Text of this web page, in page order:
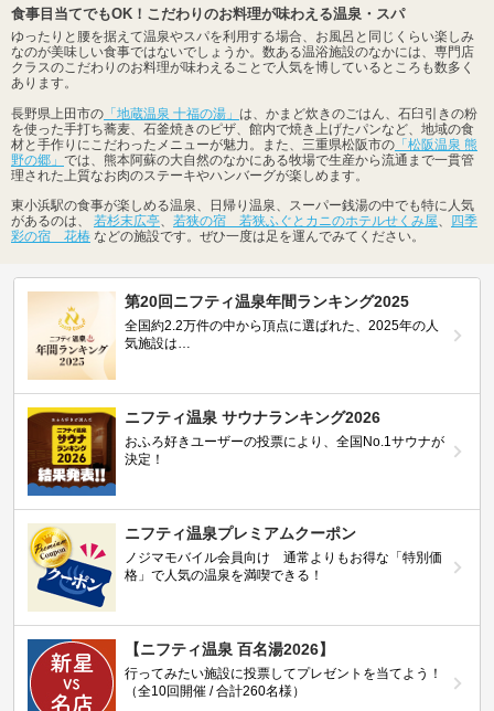
食事目当てでもOK！こだわりのお料理が味わえる温泉・スパ
ゆったりと腰を据えて温泉やスパを利用する場合、お風呂と同じくらい楽しみ
なのが美味しい食事ではないでしょうか。数ある温浴施設のなかには、専門店
クラスのこだわりのお料理が味わえることで人気を博しているところも数多く
あります。
長野県上田市の 「地蔵温泉 十福の湯」 は、かまど炊きのごはん、石臼引きの粉
を使った手打ち蕎麦、石釜焼きのピザ、館内で焼き上げたパンなど、地域の食
材と手作りにこだわったメニューが魅力。また、三重県松阪市の 「松阪温泉 熊
野の郷」 では、熊本阿蘇の大自然のなかにある牧場で生産から流通まで一貫管
理された上質なお肉のステーキやハンバーグが楽しめます。
東小浜駅の食事が楽しめる温泉、日帰り温泉、スーパー銭湯の中でも特に人気
があるのは、 若杉末広亭、 若狭の宿 若狭ふぐとカニのホテルせくみ屋、
四季
彩の宿 花椿 などの施設です。ぜひ一度は足を運んでみてください。
第20回ニフティ温泉年間ランキング2025
全国約2.2万件の中から頂点に選ばれた、2025年の人
気施設は…
ニフティ温泉 サウナランキング2026
おふろ好きユーザーの投票により、全国No.1サウナが
決定！
ニフティ温泉プレミアムクーポン
ノジマモバイル会員向け 通常よりもお得な「特別価
格」で人気の温泉を満喫できる！
【ニフティ温泉 百名湯2026】
行ってみたい施設に投票してプレゼントを当てよう！
（全10回開催 / 合計260名様）